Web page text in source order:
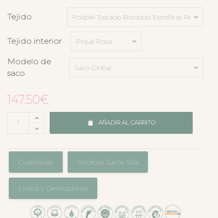
Tejido
Tejido interior
Modelo de
saco
147.50€
AÑADIR AL CARRITO
Cualidades Medidas Sacos Silla
Envíos y Devoluciones